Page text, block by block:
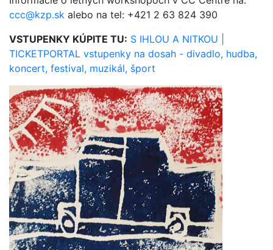
ccc@kzp.sk alebo na tel: +421 2 63 824 390
VSTUPENKY KÚPITE TU: S IHLOU A NITKOU |
TICKETPORTAL vstupenky na dosah - divadlo, hudba,
koncert, festival, muzikál, šport